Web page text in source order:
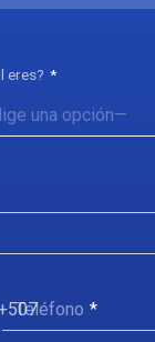
eres?
Teléfono